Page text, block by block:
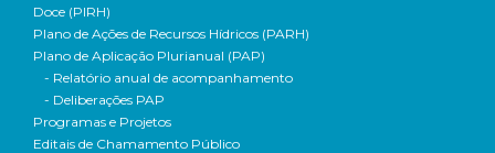
Doce (PIRH)
Plano de Ações de Recursos Hídricos (PARH)
Plano de Aplicação Plurianual (PAP)
- Relatório anual de acompanhamento
- Deliberações PAP
Programas e Projetos
Editais de Chamamento Público